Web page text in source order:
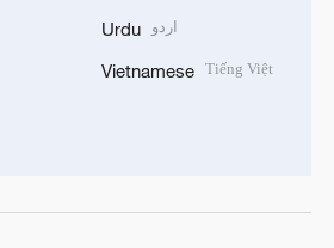
Urdu اردو
Vietnamese Tiếng Việt